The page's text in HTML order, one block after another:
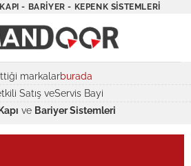
- BARIYER - KEPENK SISTEMLERI
markalarburada
Satış veServis Bayi
ve Bariyer Sistemleri